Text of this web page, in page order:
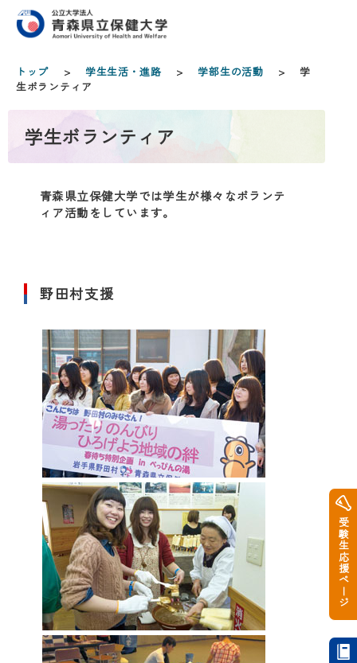
トップ > 学生生活・進路>学部生の活動 > 学
生ボランティア
学生ボランティア
青森県立保健大学では学生が様々なボランテ
ィア活動をしています。
野田村支援
受験生応援ページ